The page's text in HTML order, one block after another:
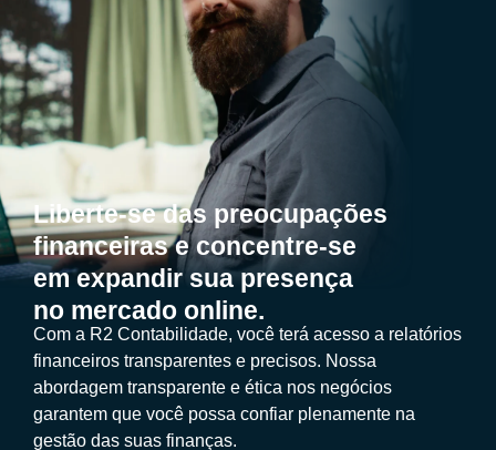
Liberte-se das preocupações
financeiras e concentre-se
em expandir sua presença
no mercado online.
Com a R2 Contabilidade, você terá acesso a relatórios
financeiros transparentes e precisos. Nossa
abordagem transparente e ética nos negócios
garantem que você possa confiar plenamente na
gestão das suas finanças.